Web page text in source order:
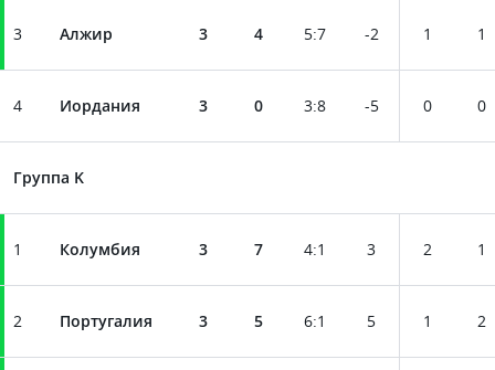
3 Алжир 3 4 5:7 -2 1 1
4 Иордания 3 0 3:8 -5 0 0
Группа K
1 Колумбия 3 7 4:1 3 2 1
2 Португалия 3 5 6:1 5 1 2